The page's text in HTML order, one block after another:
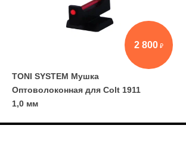
2 800
TONI SYSTEM Мушка
Оптоволоконная для Colt 1911
1,0 мм